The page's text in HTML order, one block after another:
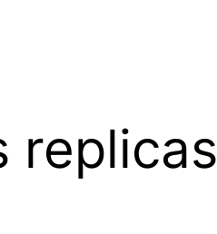
replicas